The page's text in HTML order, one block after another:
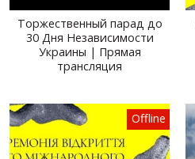
Торжественный парад до
30 Дня Независимости
Украины | Прямая
трансляция
Offline